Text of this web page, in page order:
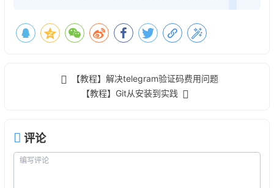
【教程】解决telegram验证码费用问题
【教程】Git从安装到实践
评论